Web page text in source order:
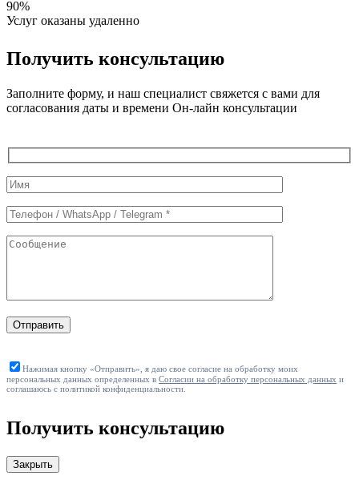
90%
Услуг оказаны удаленно
Получить консультацию
Заполните форму, и наш специалист свяжется с вами для
согласования даты и времени Он-лайн консультации
Служебные
поля
формы
Отправить
Нажимая кнопку «Отправить», я даю свое согласие на обработку моих
персональных данных определенных в Согласии на обработку персональных данных и
соглашаюсь с политикой конфиденциальности.
Получить консультацию
Закрыть